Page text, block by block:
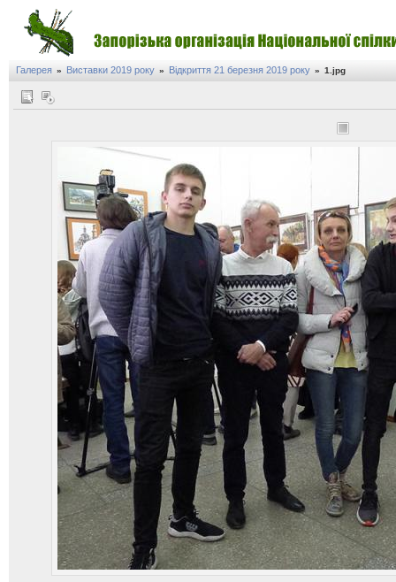
Галерея » Виставки 2019 року » Відкриття 21 березня 2019 року » 1.jpg